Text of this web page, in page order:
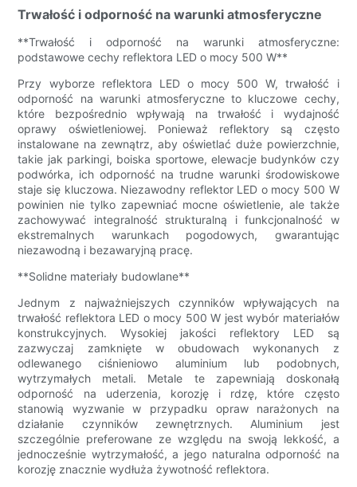
Trwałość i odporność na warunki atmosferyczne
**Trwałość i odporność na warunki atmosferyczne:
podstawowe cechy reflektora LED o mocy 500 W**
Przy wyborze reflektora LED o mocy 500 W, trwałość i
odporność na warunki atmosferyczne to kluczowe cechy,
które bezpośrednio wpływają na trwałość i wydajność
oprawy oświetleniowej. Ponieważ reflektory są często
instalowane na zewnątrz, aby oświetlać duże powierzchnie,
takie jak parkingi, boiska sportowe, elewacje budynków czy
podwórka, ich odporność na trudne warunki środowiskowe
staje się kluczowa. Niezawodny reflektor LED o mocy 500 W
powinien nie tylko zapewniać mocne oświetlenie, ale także
zachowywać integralność strukturalną i funkcjonalność w
ekstremalnych warunkach pogodowych, gwarantując
niezawodną i bezawaryjną pracę.
**Solidne materiały budowlane**
Jednym z najważniejszych czynników wpływających na
trwałość reflektora LED o mocy 500 W jest wybór materiałów
konstrukcyjnych. Wysokiej jakości reflektory LED są
zazwyczaj zamknięte w obudowach wykonanych z
odlewanego ciśnieniowo aluminium lub podobnych,
wytrzymałych metali. Metale te zapewniają doskonałą
odporność na uderzenia, korozję i rdzę, które często
stanowią wyzwanie w przypadku opraw narażonych na
działanie czynników zewnętrznych. Aluminium jest
szczególnie preferowane ze względu na swoją lekkość, a
jednocześnie wytrzymałość, a jego naturalna odporność na
korozję znacznie wydłuża żywotność reflektora.